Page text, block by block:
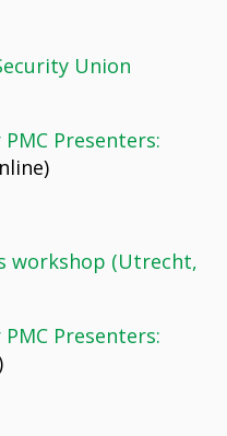
Union
Presenters:
workshop (Utrecht,
Presenters: